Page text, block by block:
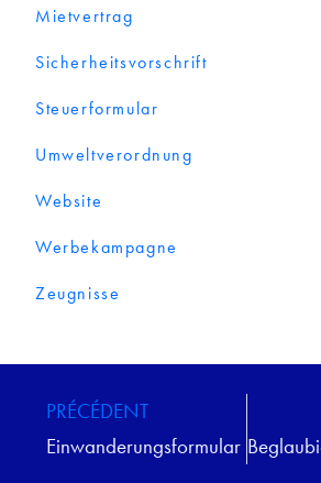
Mietvertrag
Sicherheitsvorschrift
Steuerformular
Umweltverordnung
Website
Werbekampagne
Zeugnisse
PRÉCÉDENT
Einwanderungsformular